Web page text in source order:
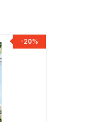
-20%